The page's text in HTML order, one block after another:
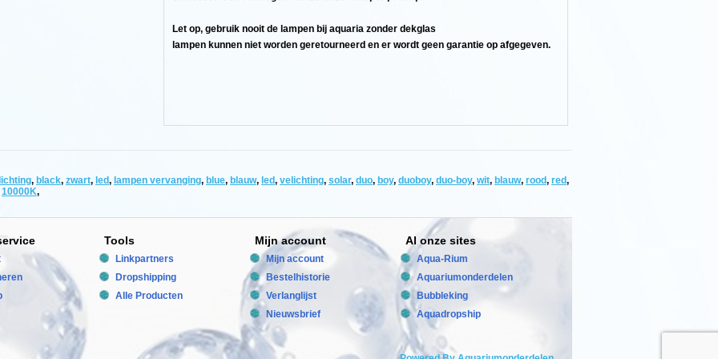
Let op, gebruik nooit de lampen bij aquaria zonder dekglas
lampen kunnen niet worden geretourneerd en er wordt geen garantie op afgegeven.
, black, zwart, led, lampen vervanging, blue, blauw, led, velichting, solar, duo, boy, duoboy, duo-boy, wit, blauw, rood, red,
10000K,
Tools
Linkpartners
Dropshipping
Alle Producten
Mijn account
Mijn account
Bestelhistorie
Verlanglijst
Nieuwsbrief
Al onze sites
Aqua-Rium
Aquariumonderdelen
Bubbleking
Aquadropship